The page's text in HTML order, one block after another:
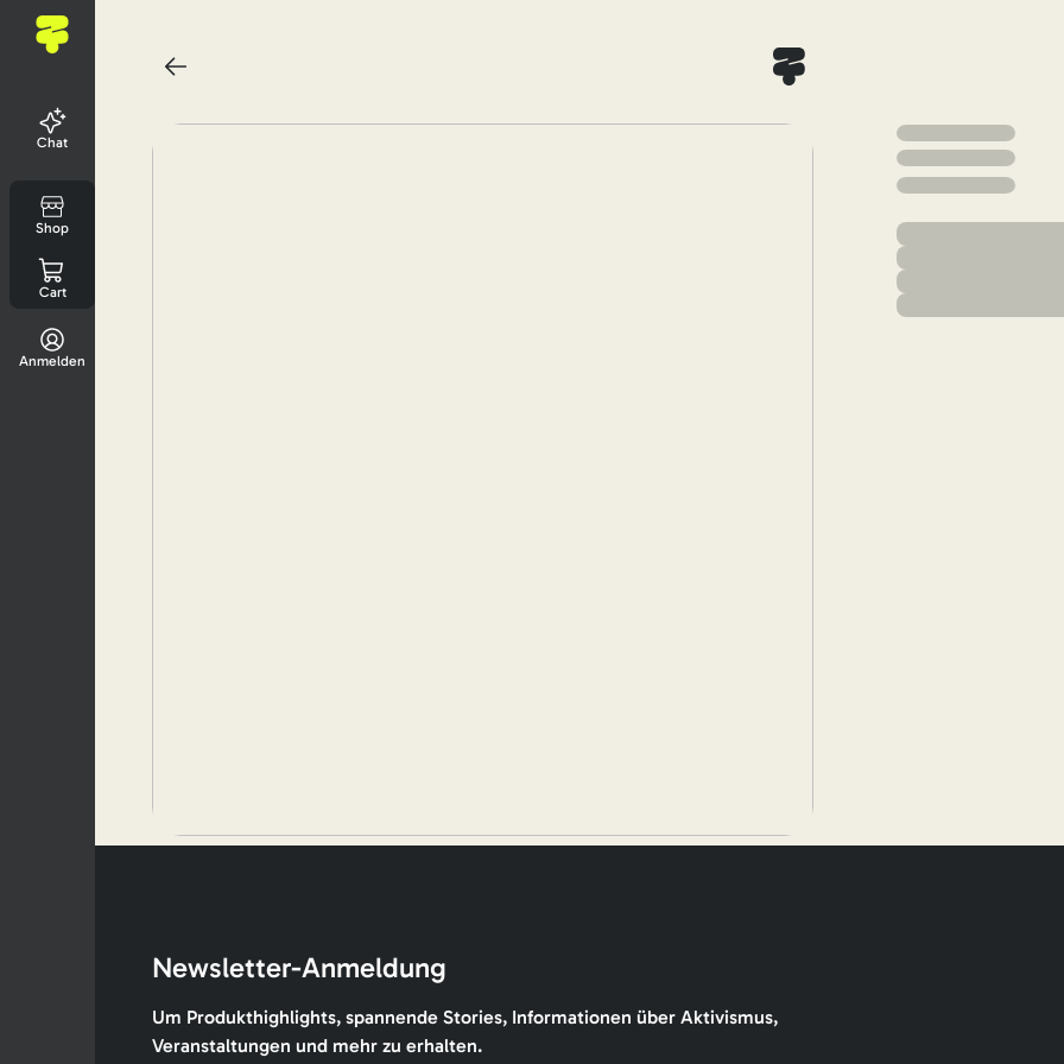
Chat
Shop
Cart
Anmelden
Newsletter-Anmeldung
Um Produkthighlights, spannende Stories, Informationen über Aktivismus,
Veranstaltungen und mehr zu erhalten.